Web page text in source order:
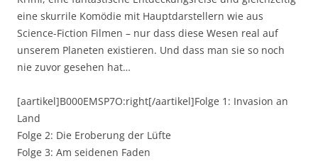
eine skurrile Komödie mit Hauptdarstellern wie aus
Science-Fiction Filmen – nur dass diese Wesen real auf
unserem Planeten existieren. Und dass man sie so noch
nie zuvor gesehen hat…
[aartikel]B000EMSP7O:right[/aartikel]Folge 1: Invasion an
Land
Folge 2: Die Eroberung der Lüfte
Folge 3: Am seidenen Faden